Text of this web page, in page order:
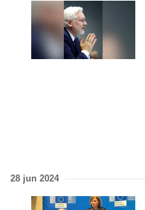
28 jun 2024